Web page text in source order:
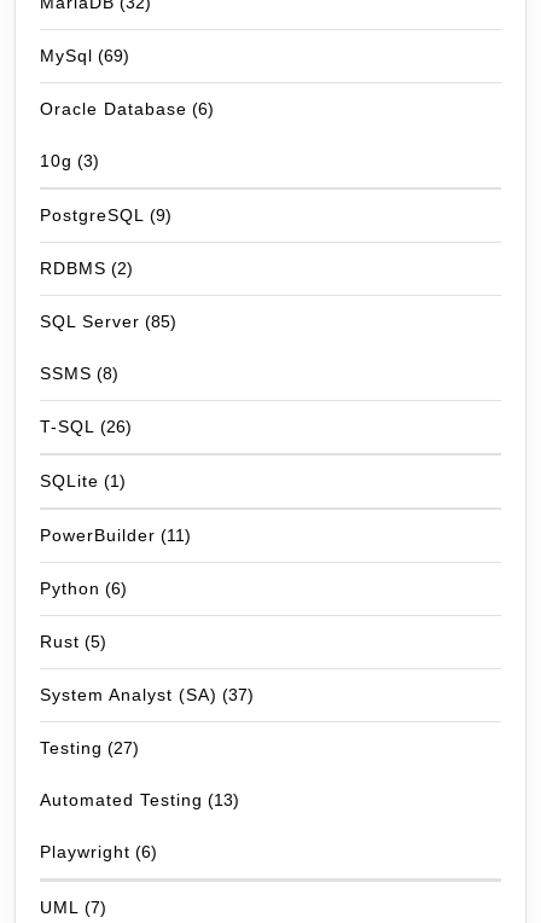
MySql (69)
Oracle Database (6)
10g (3)
PostgreSQL (9)
RDBMS (2)
SQL Server (85)
SSMS (8)
T-SQL (26)
SQLite (1)
PowerBuilder (11)
Python (6)
Rust (5)
System Analyst (SA) (37)
Testing (27)
Automated Testing (13)
Playwright (6)
UML (7)